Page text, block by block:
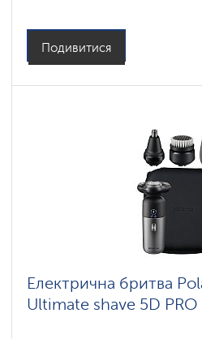
Подивитися
Електрична бритва
Ultimate shave 5D PRO